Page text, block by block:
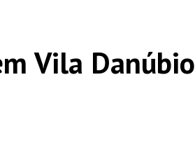
Vila Danúbio